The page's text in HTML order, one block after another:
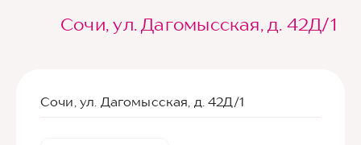
Сочи, ул. Дагомысская, д. 42Д/1
Сочи, ул. Дагомысская, д. 42Д/1